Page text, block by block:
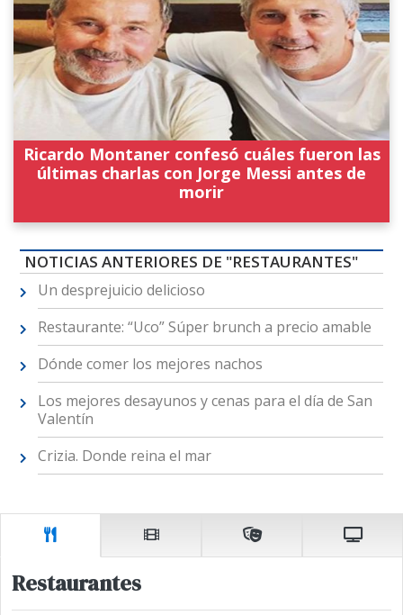
Ricardo Montaner confesó cuáles fueron las
últimas charlas con Jorge Messi antes de
morir
NOTICIAS ANTERIORES DE "RESTAURANTES"
Un desprejuicio delicioso
Restaurante: “Uco” Súper brunch a precio amable
Dónde comer los mejores nachos
Los mejores desayunos y cenas para el día de San
Valentín
Crizia. Donde reina el mar
Restaurantes